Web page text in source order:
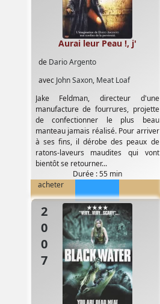
de Dario Argento
avec John Saxon, Meat Loaf
Aurai leur Peau !, j'
Jake Feldman, directeur d'une
manufacture de fourrures, projette
de confectionner le plus beau
manteau jamais réalisé. Pour arriver
à ses fins, il dérobe des peaux de
ratons-laveurs maudites qui vont
bientôt se retourner...
Durée : 55 min
acheter
2007